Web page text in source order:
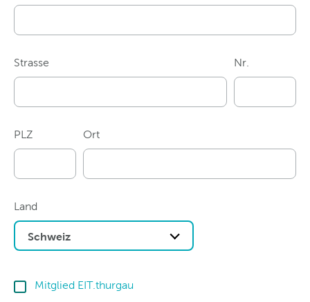
Strasse Nr.
PLZ Ort
Land
Schweiz
Mitglied EIT.thurgau